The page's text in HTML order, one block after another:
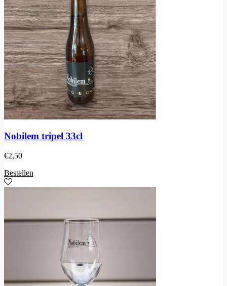
Nobilem tripel 33cl
€2,50
Bestellen